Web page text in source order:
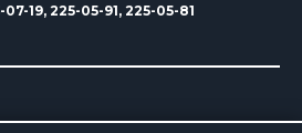
19, 225-05-91, 225-05-81